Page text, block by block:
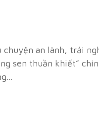
chuyện an lành, trải
sen thuần khiết”